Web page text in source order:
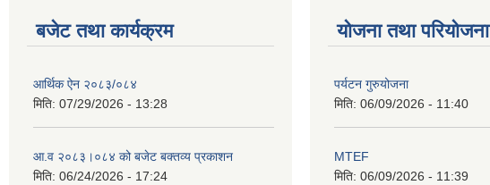
बजेट तथा कार्यक्रम
आर्थिक ऐन २०८३/०८४
मिति: 07/29/2026 - 13:28
आ.व २०८३।०८४ को बजेट बक्तव्य प्रकाशन
मिति: 06/24/2026 - 17:24
योजना तथा परियोजना
पर्यटन गुरुयोजना
मिति: 06/09/2026 - 11:40
MTEF
मिति: 06/09/2026 - 11:39